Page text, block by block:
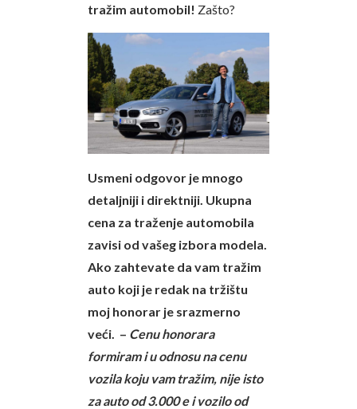
tražim automobil! Zašto?
Usmeni odgovor je mnogo
detaljniji i direktniji. Ukupna
cena za traženje automobila
zavisi od vašeg izbora modela.
Ako zahtevate da vam tražim
auto koji je redak na tržištu
moj honorar je srazmerno
veći. – Cenu honorara
formiram i u odnosu na cenu
vozila koju vam tražim, nije isto
za auto od 3.000 e i vozilo od